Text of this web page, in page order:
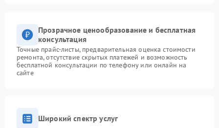
Прозрачное ценообразование и бесплатная
консультация
Точные прайс-листы, предварительная оценка стоимости
ремонта, отсутствие скрытых платежей и возможность
бесплатной консультации по телефону или онлайн на
сайте
Широкий спектр услуг